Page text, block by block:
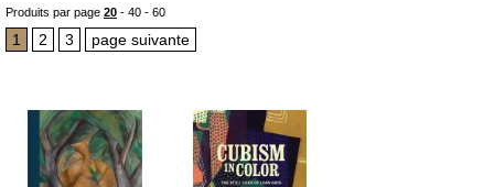
représentants comme Picasso, Braque, Juan Gris, Lhote, Gleizes, Metzinger, Villon, Henri
Laurens, Joseph Csaky, Joseph Capek, Josef Sima...
Pour toutes questions ou demandes particulières sur les
vous pouvez nous appeler ou venir nous voir, notre
Produits par page 20 - 40 - 60
1 2 3 page suivante